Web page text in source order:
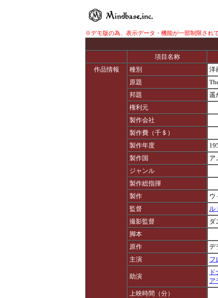
※デモ版の為、表示データ・機能が一部制限され
項目名称
作品情報
種別
洋
原題
邦題
遥
権利元
製作会社
製作費（千＄）
製作年度
製作国
ア
ジャンル
製作総指揮
製作
ウ
監督
ル
撮影監督
ダ
脚本
原作
デ
主演
フ
助演
ア
上映時間（分）